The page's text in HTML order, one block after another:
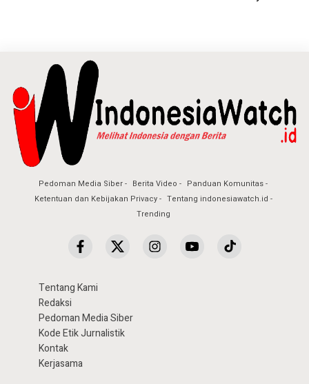
Pedoman Media Siber Berita Video
Panduan Komunitas
Ketentuan dan Kebijakan Privacy
Tentang indonesiawatch.id
Trending
Tentang Kami
Redaksi
Pedoman Media Siber
Kode Etik Jurnalistik
Kontak
Kerjasama